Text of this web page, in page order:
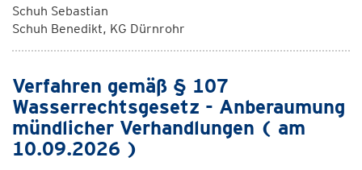
Schuh Sebastian
Schuh Benedikt, KG Dürnrohr
Verfahren gemäß § 107
Wasserrechtsgesetz - Anberaumung
mündlicher Verhandlungen ( am
10.09.2026 )